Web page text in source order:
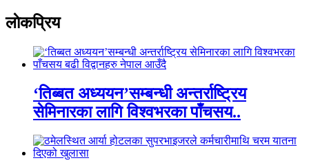
लाेकप्रिय
‘तिब्बत अध्ययन’सम्बन्धी अन्तर्राष्ट्रिय
सेमिनारका लागि विश्वभरका पाँचसय..